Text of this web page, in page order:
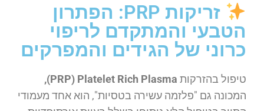
זריקות PRP: הפתרון
הטבעי והמתקדם לריפוי
כרוני של הגידים והמפרקים
טיפול בהזרקות PRP) Platelet Rich Plasma),
המכונה גם "פלזמה עשירה בטסיות", הוא אחד מעמודי